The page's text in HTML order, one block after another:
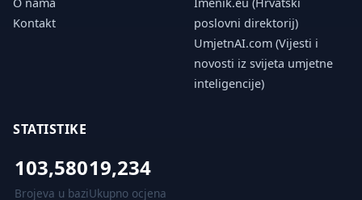
O nama
Kontakt
Imenik.eu (Hrvatski
poslovni direktorij)
UmjetnAI.com (Vijesti i
novosti iz svijeta umjetne
inteligencije)
STATISTIKE
103,580
Brojeva u bazi
19,234
Ukupno ocjena